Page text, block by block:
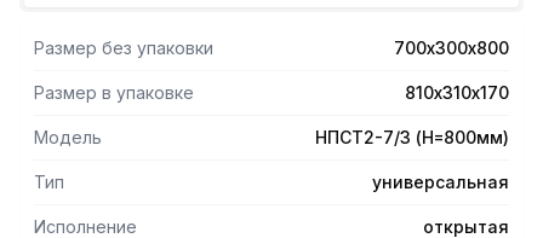
Размер без упаковки 700х300х800
Размер в упаковке 810х310х170
Модель НПСТ2-7/3 (H=800мм)
Тип универсальная
Исполнение открытая